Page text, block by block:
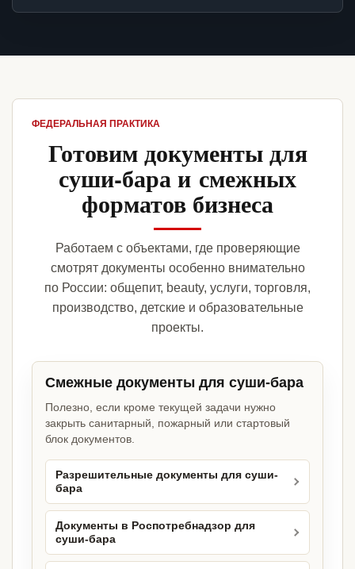
ФЕДЕРАЛЬНАЯ ПРАКТИКА
Готовим документы для
суши-бара и смежных
форматов бизнеса
Работаем с объектами, где проверяющие
смотрят документы особенно внимательно
по России: общепит, beauty, услуги, торговля,
производство, детские и образовательные
проекты.
Смежные документы для суши-бара
Полезно, если кроме текущей задачи нужно
закрыть санитарный, пожарный или стартовый
блок документов.
Разрешительные документы для суши-
бара
Документы в Роспотребнадзор для
суши-бара